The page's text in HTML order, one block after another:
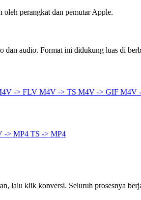
perangkat dan pemutar Apple.
audio. Format ini didukung luas di
-> FLV M4V -> TS M4V -> GIF M4V
-> MP4 TS -> MP4
lalu klik konversi. Seluruh prosesnya